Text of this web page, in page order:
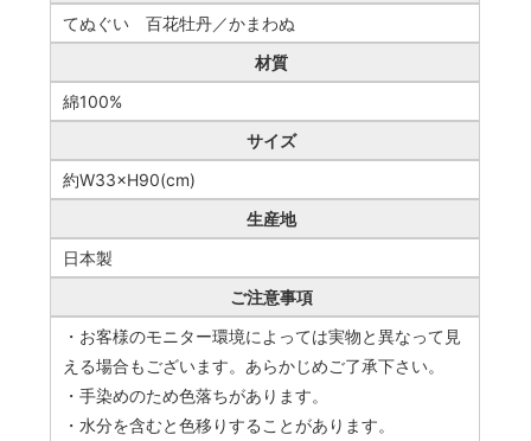
てぬぐい 百花牡丹／かまわぬ
材質
綿100%
サイズ
約W33×H90(cm)
生産地
日本製
ご注意事項
・お客様のモニター環境によっては実物と異なって見
える場合もございます。あらかじめご了承下さい。
・手染めのため色落ちがあります。
・水分を含むと色移りすることがあります。